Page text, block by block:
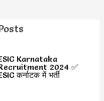
Karnataka
2024 ✅
कर्नाटक में भर्ती